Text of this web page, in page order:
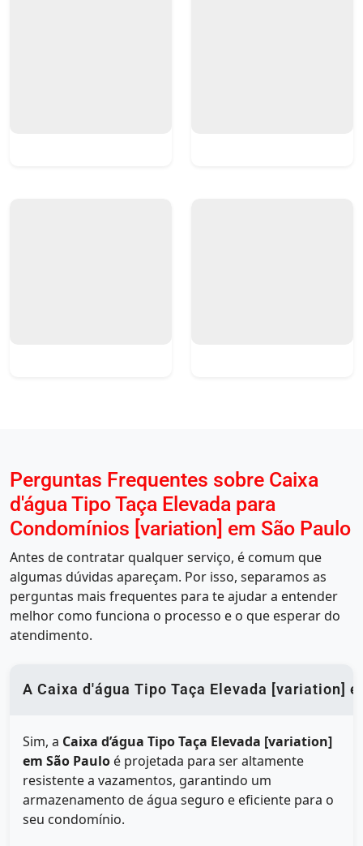
Perguntas Frequentes sobre Caixa
d'água Tipo Taça Elevada para
Condomínios [variation] em São Paulo
Antes de contratar qualquer serviço, é comum que
algumas dúvidas apareçam. Por isso, separamos as
perguntas mais frequentes para te ajudar a entender
melhor como funciona o processo e o que esperar do
atendimento.
A Caixa d'água Tipo Taça Elevada [variation]
Sim, a Caixa d’água Tipo Taça Elevada [variation]
em São Paulo é projetada para ser altamente
resistente a vazamentos, garantindo um
armazenamento de água seguro e eficiente para o
seu condomínio.